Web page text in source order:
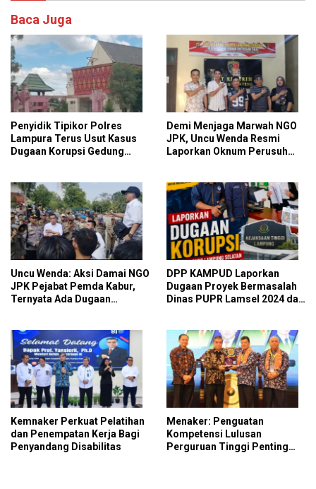
Baca Juga
Penyidik Tipikor Polres
Lampura Terus Usut Kasus
Dugaan Korupsi Gedung
Demi Menjaga Marwah NGO
JPK, Uncu Wenda Resmi
Laporkan Oknum Perusuh
Uncu Wenda: Aksi Damai NGO
JPK Pejabat Pemda Kabur,
Ternyata Ada Dugaan
DPP KAMPUD Laporkan
Dugaan Proyek Bermasalah
Dinas PUPR Lamsel 2024 dan
Kemnaker Perkuat Pelatihan
dan Penempatan Kerja Bagi
Penyandang Disabilitas
Menaker: Penguatan
Kompetensi Lulusan
Perguruan Tinggi Penting